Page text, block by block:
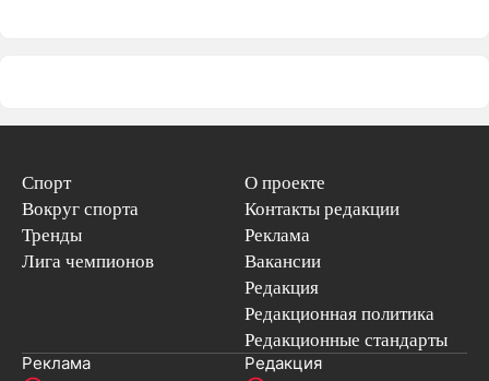
Спорт
Вокруг спорта
Тренды
Лига чемпионов
О проекте
Контакты редакции
Реклама
Вакансии
Редакция
Редакционная политика
Редакционные стандарты
Реклама Редакция